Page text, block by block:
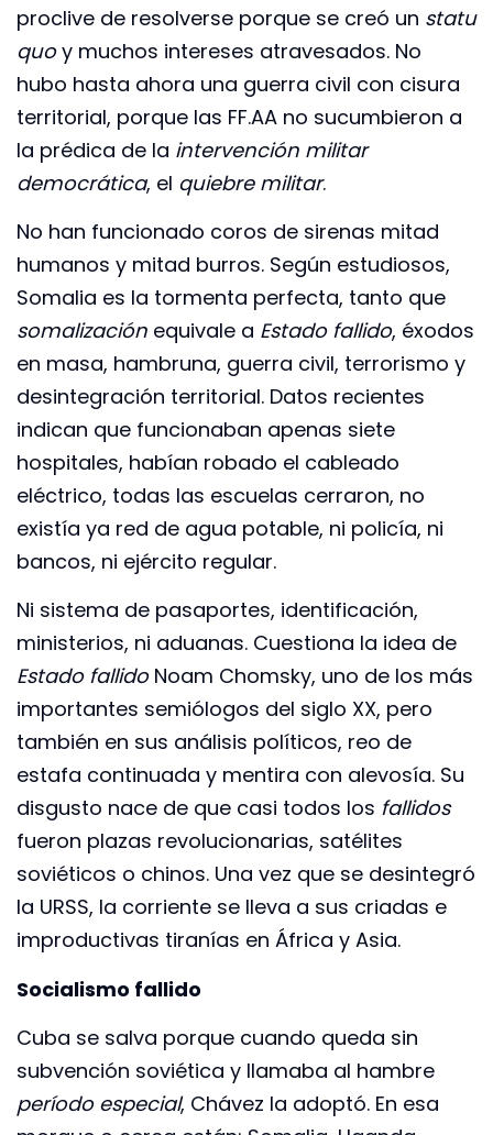
proclive de resolverse porque se creó un statu
quoy muchos intereses atravesados. No
hubo hasta ahora una guerra civil con cisura
territorial, porque las FF.AA no sucumbieron a
la prédica de la intervención militar
democrática, el quiebre militar.
No han funcionado coros de sirenas mitad
humanos y mitad burros. Según estudiosos,
Somalia es la tormenta perfecta, tanto que
somalización equivale a Estado fallido, éxodos
en masa, hambruna, guerra civil, terrorismo y
desintegración territorial. Datos recientes
indican que funcionaban apenas siete
hospitales, habían robado el cableado
eléctrico, todas las escuelas cerraron, no
existía ya red de agua potable, ni policía, ni
bancos, ni ejército regular.
Ni sistema de pasaportes, identificación,
ministerios, ni aduanas. Cuestiona la idea de
Estado fallidoNoam Chomsky, uno de los más
importantes semiólogos del siglo XX, pero
también en sus análisis políticos, reo de
estafa continuada y mentira con alevosía. Su
disgusto nace de que casi todos los fallidos
fueron plazas revolucionarias, satélites
soviéticos o chinos. Una vez que se desintegró
la URSS, la corriente se lleva a sus criadas e
improductivas tiranías en África y Asia.
Socialismo fallido
Cuba se salva porque cuando queda sin
subvención soviética y llamaba al hambre
período especial, Chávez la adoptó. En esa